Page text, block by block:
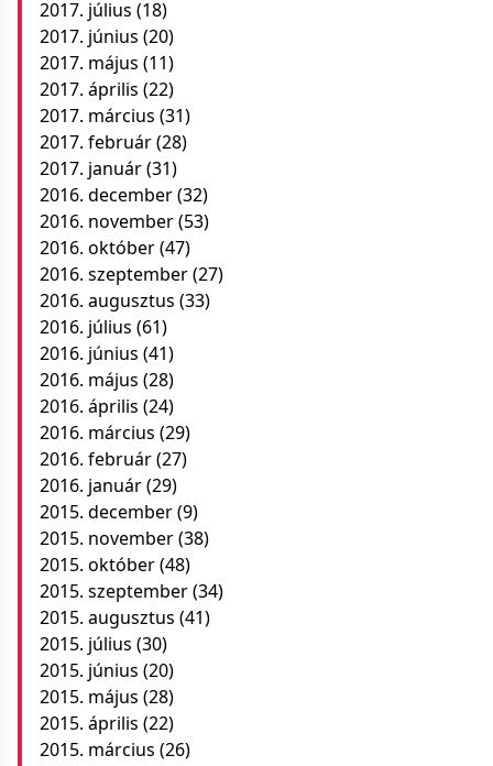
2017. július (18)
2017. június (20)
2017. május (11)
2017. április (22)
2017. március (31)
2017. február(28)
2017. január(31)
2016. december(32)
2016. november(53)
2016. október(47)
2016. szeptember(27)
2016. augusztus (33)
2016. július (61)
2016. június (41)
2016. május (28)
2016. április (24)
2016. március (29)
2016. február(27)
2016. január(29)
2015. december(9)
2015. november(38)
2015. október(48)
2015. szeptember(34)
2015. augusztus (41)
2015. július (30)
2015. június (20)
2015. május (28)
2015. április (22)
2015. március (26)